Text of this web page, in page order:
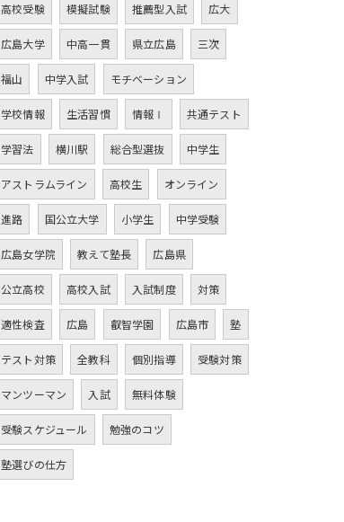
高校受験 模擬試験 推薦型入試 広大
広島大学 中高一貫 県立広島 三次
福山 中学入試 モチベーション
学校情報 生活習慣 情報Ⅰ 共通テスト
学習法 横川駅 総合型選抜 中学生
アストラムライン 高校生 オンライン
進路 国公立大学 小学生 中学受験
広島女学院 教えて塾長 広島県
公立高校 高校入試 入試制度 対策
適性検査 広島 叡智学園 広島市 塾
テスト対策 全教科 個別指導 受験対策
マンツーマン 入試 無料体験
受験スケジュール 勉強のコツ
塾選びの仕方